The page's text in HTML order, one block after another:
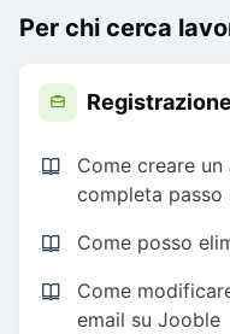
Per chi cerca
Come creare
completa passo
Come posso
Come
email su Jooble